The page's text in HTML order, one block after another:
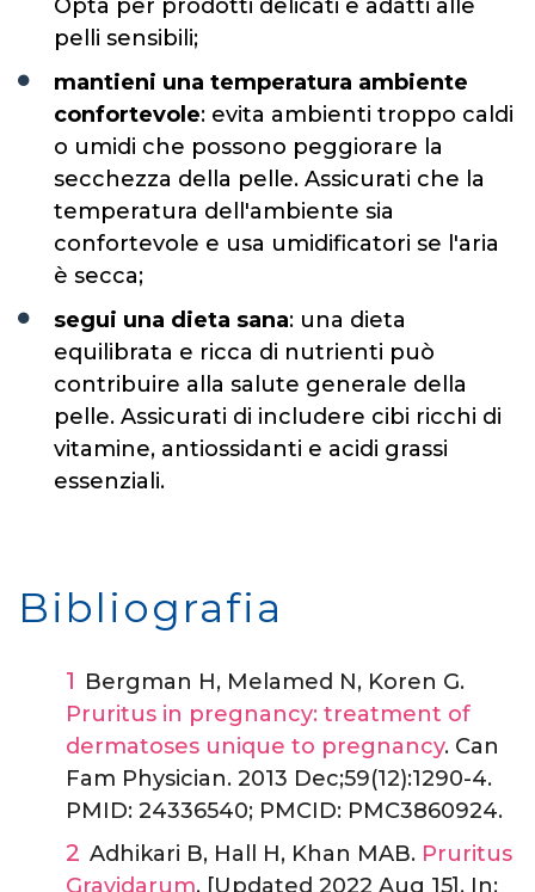
Opta per prodotti delicati e adatti alle
pelli sensibili;
mantieni una temperatura ambiente
confortevole: evita ambienti troppo caldi
o umidi che possono peggiorare la
secchezza della pelle. Assicurati che la
temperatura dell'ambiente sia
confortevole e usa umidificatori se l'aria
è secca;
segui una dieta sana: una dieta
equilibrata e ricca di nutrienti può
contribuire alla salute generale della
pelle. Assicurati di includere cibi ricchi di
vitamine, antiossidanti e acidi grassi
essenziali.
Bibliografia
Bergman H, Melamed N, Koren G.
Pruritus in pregnancy: treatment of
dermatoses unique to pregnancy. Can
Fam Physician. 2013 Dec;59(12):1290-4.
PMID: 24336540; PMCID: PMC3860924.
Adhikari B, Hall H, Khan MAB. Pruritus
Gravidarum. [Updated 2022 Aug 15]. In: